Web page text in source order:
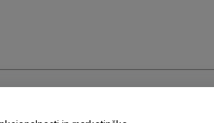
Pravilnik o zasebnosti